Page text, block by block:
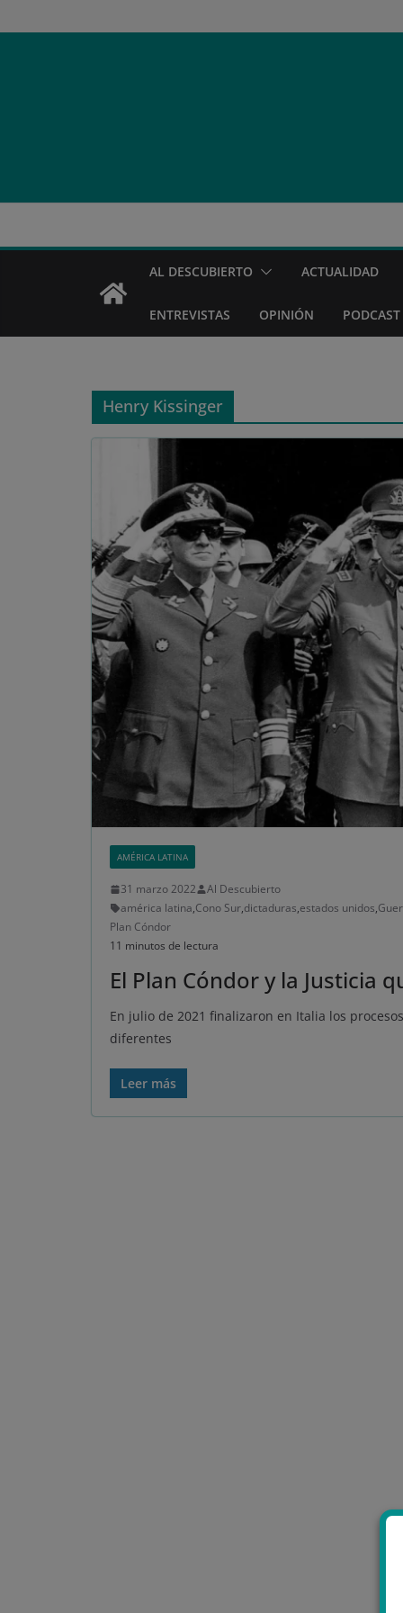
al
AL DESCUBIERTO ACTUALIDAD
ENTREVISTAS OPINIÓN PODCAST
Henry Kissinger
AMÉRICA LATINA
31 marzo 2022
Al Descubierto
américa latina,Cono Sur,dictaduras,estados unidos,
Plan Cóndor
11 minutos de lectura
El Plan Cóndor y la Justicia
En julio de 2021 finalizaron en Italia los
diferentes
Leer más